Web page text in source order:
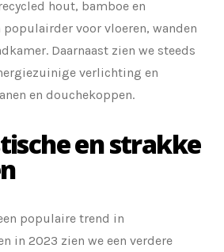
hout, bamboe en
voor vloeren, wanden
Daarnaast zien we steeds
verlichting en
en douchekoppen.
en strakke
populaire trend in
in 2023 zien we een verdere